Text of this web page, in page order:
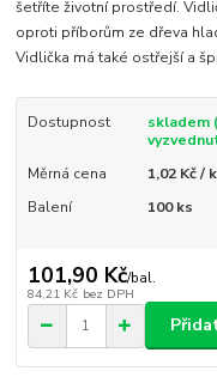
šetříte životní prostředí.
oproti příborům ze dřeva
Vidlička má také ostřejší a
Dostupnost
skladem
Měrná cena
1,02 Kč /
Balení
100 ks
101,90 Kč/bal.
84,21 Kč bez DPH